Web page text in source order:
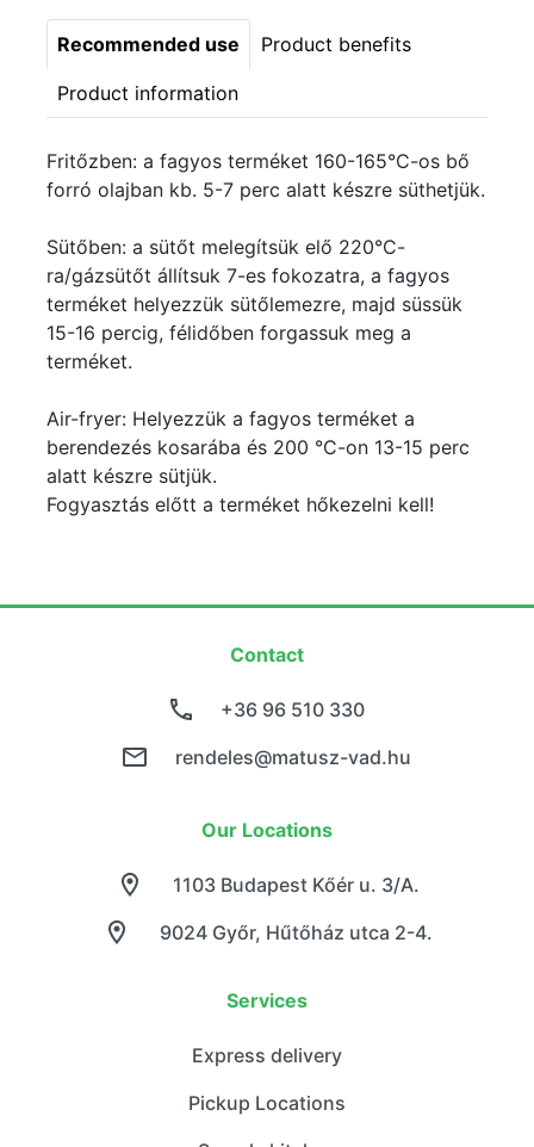
Recommended use Product benefits
Product information
Fritőzben: a fagyos terméket 160-165°C-os bő
forró olajban kb. 5-7 perc alatt készre süthetjük.
Sütőben: a sütőt melegítsük elő 220°C-
ra/gázsütőt állítsuk 7-es fokozatra, a fagyos
terméket helyezzük sütőlemezre, majd süssük
15-16 percig, félidőben forgassuk meg a
terméket.
Air-fryer: Helyezzük a fagyos terméket a
berendezés kosarába és 200 °C-on 13-15 perc
alatt készre sütjük.
Fogyasztás előtt a terméket hőkezelni kell!
Contact
+36 96 510 330
rendeles@matusz-vad.hu
Our Locations
9024 Győr, Hűtőház utca 2-4.
1103 Budapest Kőér u. 3/A.
Services
Express delivery
Pickup Locations